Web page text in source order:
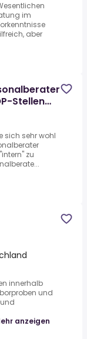
im
aber
Stellen
sich sehr wohl
zu
innerhalb
und
anzeigen